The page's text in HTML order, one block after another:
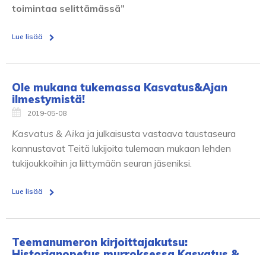
toimintaa selittämässä”
Lue lisää
Ole mukana tukemassa Kasvatus&Ajan
ilmestymistä!
2019-05-08
Kasvatus & Aika ja julkaisusta vastaava taustaseura
kannustavat Teitä lukijoita tulemaan mukaan lehden
tukijoukkoihin ja liittymään seuran jäseniksi.
Lue lisää
Teemanumeron kirjoittajakutsu: